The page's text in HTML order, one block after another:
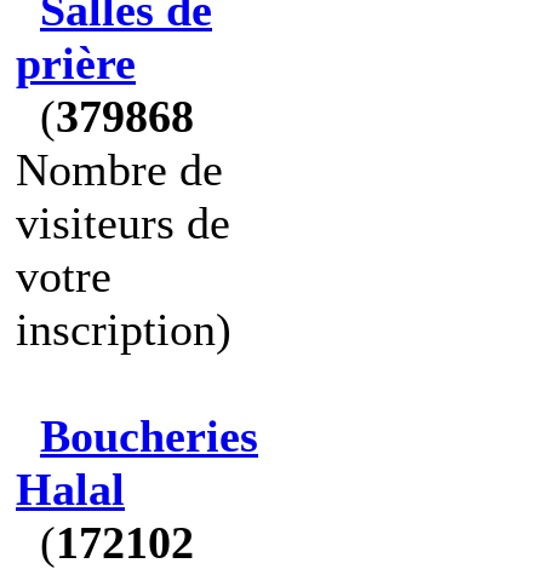
prière
(379868
Nombre de
visiteurs de
votre
inscription)
Boucheries
Halal
(172102